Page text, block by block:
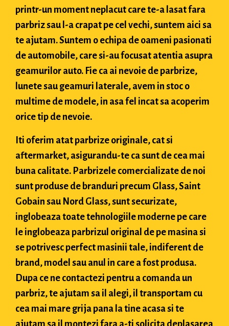
printr-un moment neplacut care te-a lasat fara
parbriz sau l-a crapat pe cel vechi, suntem aici sa
te ajutam. Suntem o echipa de oameni pasionati
de automobile, care si-au focusat atentia asupra
geamurilor auto. Fie ca ai nevoie de parbrize,
lunete sau geamuri laterale, avem in stoc o
multime de modele, in asa fel incat sa acoperim
orice tip de nevoie.
Iti oferim atat parbrize originale, cat si
aftermarket, asigurandu-te ca sunt de cea mai
buna calitate. Parbrizele comercializate de noi
sunt produse de branduri precum Glass, Saint
Gobain sau Nord Glass, sunt securizate,
inglobeaza toate tehnologiile moderne pe care
le inglobeaza parbrizul original de pe masina si
se potrivesc perfect masinii tale, indiferent de
brand, model sau anul in care a fost produsa.
Dupa ce ne contactezi pentru a comanda un
parbriz, te ajutam sa il alegi, il transportam cu
cea mai mare grija pana la tine acasa si te
ajutam sa il montezi fara a-ti solicita deplasarea